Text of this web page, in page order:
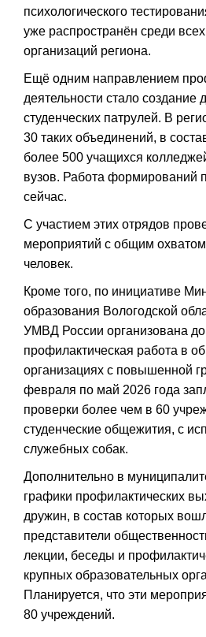
психологического
уже распространён среди
организаций региона.
Ещё одним направлением
деятельности стало создание
студенческих патрулей. В
30 таких объединений, в
более 500 учащихся
вузов. Работа формирований
сейчас.
С участием этих отрядов
мероприятий с общим
человек.
Кроме того, по инициативе
образования Вологодской
УМВД России организована
профилактическая работа в
организациях с повышенной
февраля по май 2026 года
проверки более чем в 60
студенческие общежития, с
служебных собак.
Дополнительно в
графики профилактических
дружин, в состав которых
представители
лекции, беседы и
крупных образовательных
Планируется, что эти
80 учреждений.